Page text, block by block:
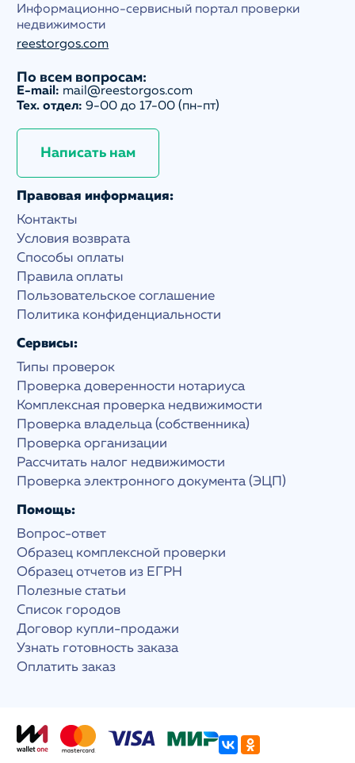
Информационно-сервисный портал проверки
недвижимости
reestorgos.com
По всем вопросам:
E-mail: mail@reestorgos.com
Тех. отдел: 9-00 до 17-00 (пн-пт)
Написать нам
Правовая информация:
Контакты
Условия возврата
Способы оплаты
Правила оплаты
Пользовательское соглашение
Политика конфиденциальности
Сервисы:
Типы проверок
Проверка доверенности нотариуса
Комплексная проверка недвижимости
Проверка владельца (собственника)
Проверка организации
Рассчитать налог недвижимости
Проверка электронного документа (ЭЦП)
Помощь:
Вопрос-ответ
Образец комплексной проверки
Образец отчетов из ЕГРН
Полезные статьи
Список городов
Договор купли-продажи
Узнать готовность заказа
Оплатить заказ